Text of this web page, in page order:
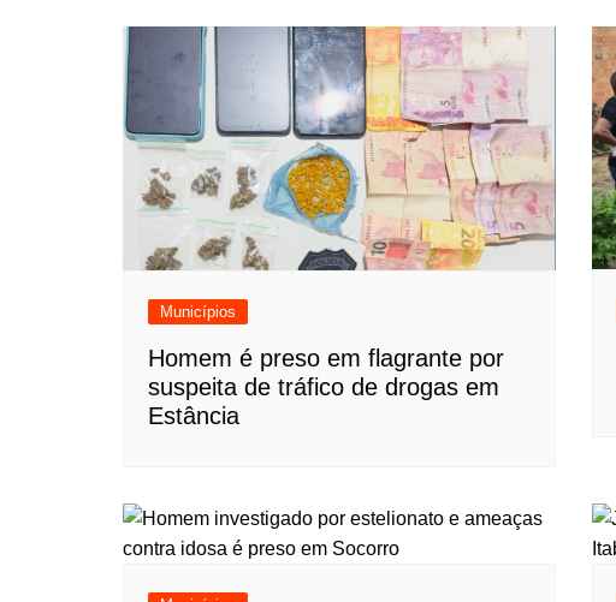
Municípios
Homem é preso em flagrante por
suspeita de tráfico de drogas em
Estância